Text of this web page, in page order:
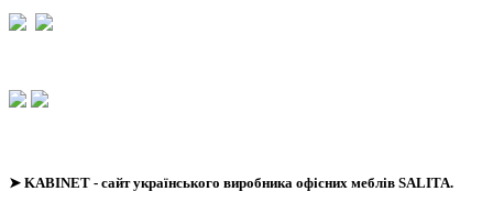
➤ KABINET - сайт українського виробника офісних меблів SALITA.